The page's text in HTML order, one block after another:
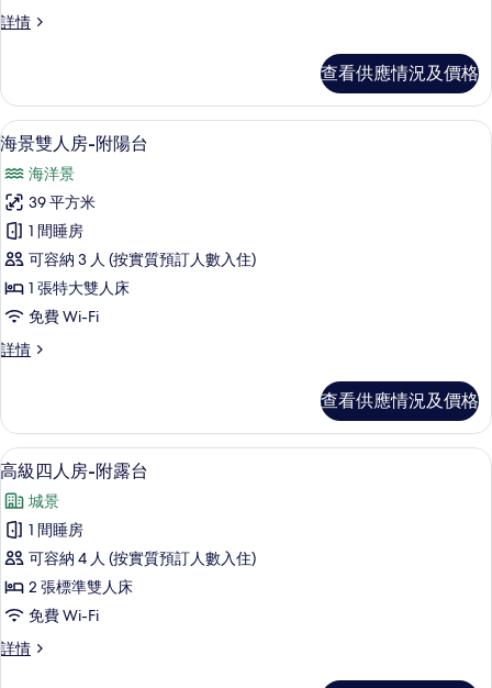
房-
陽
台
的
相
片
詳情
山
房-
附
陽
詳
情
查看供應情況及價格
載
所
有
海
景
雙
房-
陽
台
的
相
片
海景雙人房-附陽台 | 遮光窗簾/窗簾、
9
海景雙人房-附陽台
海洋景
39 平方米
1 間睡房
可容納 3 人 (按實質預訂人數入住)
1 張特大雙人床
免費 Wi-Fi
詳情
海
房-
附
陽
詳
情
查看供應情況及價格
載
入
所
有
高
級
人
高級四人房-附露台 | 遮光窗簾/窗簾、
12
高級四人房-附露台
城景
1 間睡房
可容納 4 人 (按實質預訂人數入住)
2 張標準雙人床
免費 Wi-Fi
詳情
高